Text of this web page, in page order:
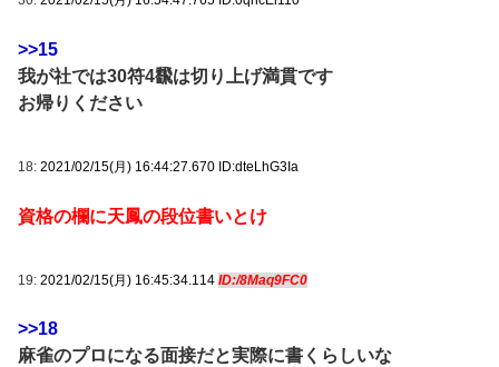
>>15
我が社では30符4飜は切り上げ満貫です
お帰りください
18: 2021/02/15(月) 16:44:27.670 ID:dteLhG3Ia
資格の欄に天鳳の段位書いとけ
19: 2021/02/15(月) 16:45:34.114 ID:/8Maq9FC0
>>18
麻雀のプロになる面接だと実際に書くらしいな